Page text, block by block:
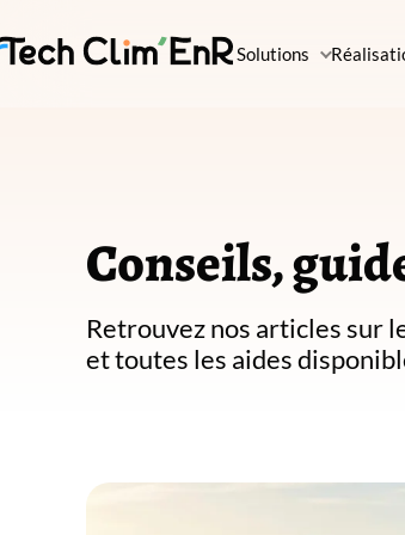
Solutions
Conseils,
Retrouvez nos articles sur
et toutes les aides